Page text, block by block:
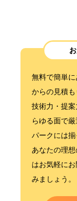
無料で簡単
からの見積も
技術力・提
らゆる面で
パークには揃
あなたの理
はお気軽に
みましょう。